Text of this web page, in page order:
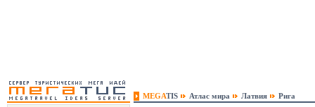
MEGATIS Атлас мира Латвия
Рига